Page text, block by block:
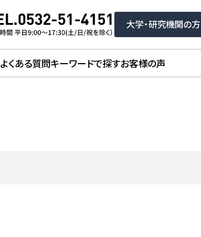
大学・研究機関の方
よくある質問キーワードで探すお客様の声